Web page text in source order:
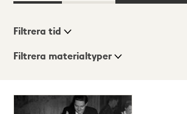
Visningsläge
Karta
Filtrera tid
Filtrera materialtyper